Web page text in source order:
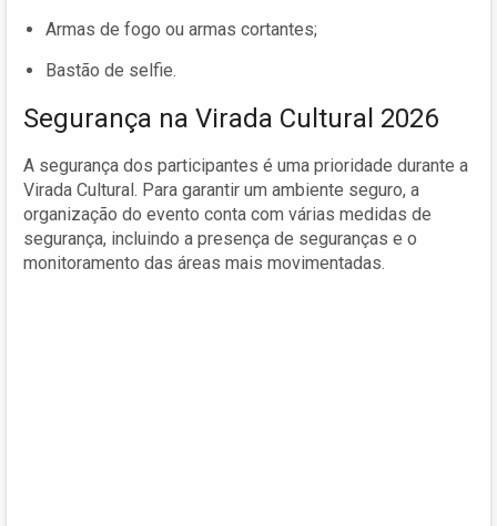
Armas de fogo ou armas cortantes;
Bastão de selfie.
Segurança na Virada Cultural 2026
A segurança dos participantes é uma prioridade durante a
Virada Cultural. Para garantir um ambiente seguro, a
organização do evento conta com várias medidas de
segurança, incluindo a presença de seguranças e o
monitoramento das áreas mais movimentadas.